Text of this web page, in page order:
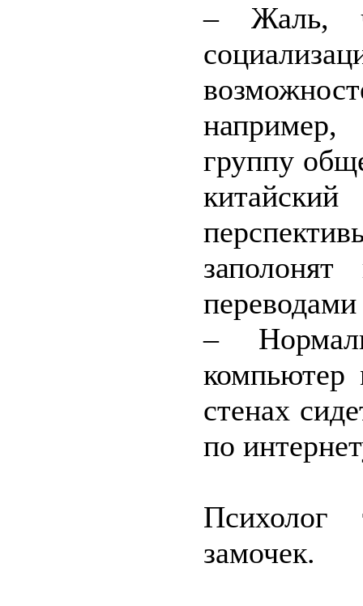
– Жаль,
например,
группу
переводами
–
стенах
по
замочек.